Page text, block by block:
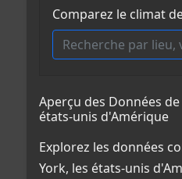
Comparez le climat
Aperçu des Données
états-unis d'Amérique
Explorez les données
York, les états-unis